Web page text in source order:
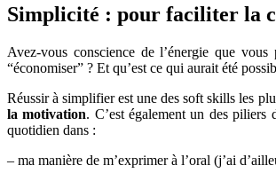
Simplicité : pour faciliter la
Avez-vous conscience de l’énergie que
“économiser” ? Et qu’est ce qui aurait été
Réussir à simplifier est une des soft skills les
la motivation. C’est également un des
quotidien dans :
– ma manière de m’exprimer à l’oral (j’ai